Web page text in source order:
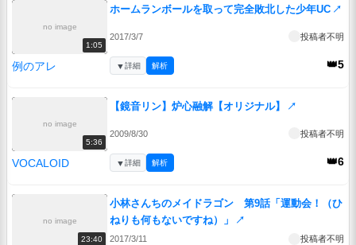
no image
1:05
ホームランボールを取って完全敗北した少年UC ↗
2017/3/7 投稿者不明
例のアレ 👑5
▼詳細 解析
no image
5:36
【鏡音リン】炉心融解【オリジナル】 ↗
2009/8/30 投稿者不明
VOCALOID 👑6
▼詳細 解析
no image
23:40
小林さんちのメイドラゴン 第9話「運動会！（ひ
ねりも何もないですね）」
↗
2017/3/11 投稿者不明